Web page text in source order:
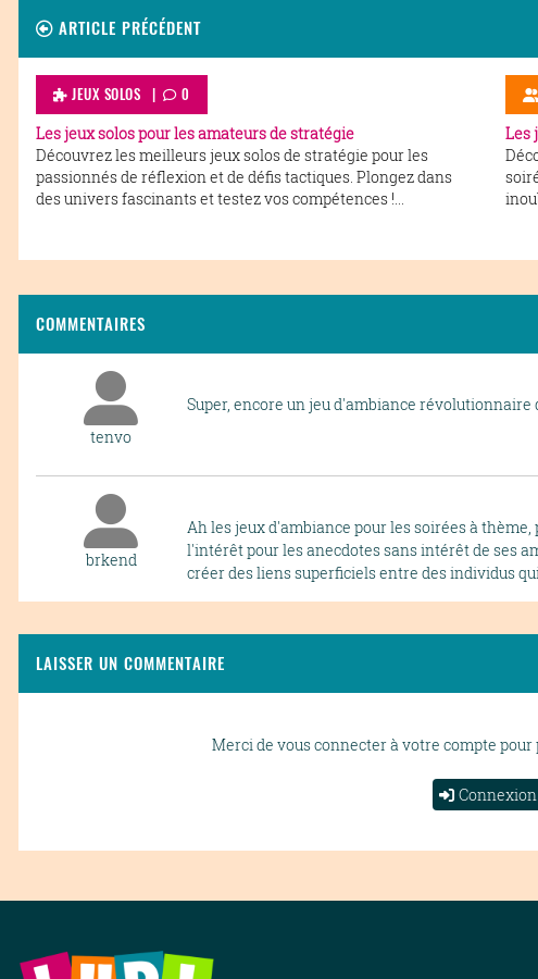
ARTICLE PRÉCÉDENT
JEUX SOLOS | 0
Les jeux solos pour les amateurs de stratégie
Découvrez les meilleurs jeux solos de stratégie pour les
passionnés de réflexion et de défis tactiques. Plongez dans
des univers fascinants et testez vos compétences !...
Les
COMMENTAIRES
tenvo
Super, encore un jeu d'ambiance révolutionnaire
brkend
Ah les jeux d'ambiance pour les soirées à
l'intérêt pour les anecdotes sans intérêt de ses
créer des liens superficiels entre des individus
LAISSER UN COMMENTAIRE
Merci de vous connecter à votre compte
Connexion